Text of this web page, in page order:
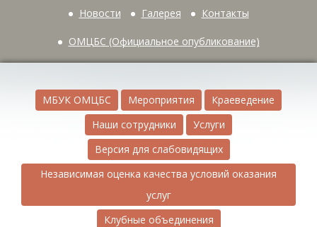
Новости Галерея Контакты
ОМЦБС (Официальное опубликование)
МБУК ОМЦБС Мероприятия
Краеведение
Наши сотрудники
Услуги
Версия для слабовидящих
Независимая оценка качества условий оказания
услуг
Клубные объединения